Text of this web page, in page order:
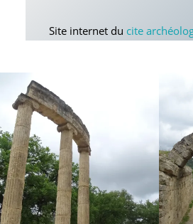
Site internet du cite